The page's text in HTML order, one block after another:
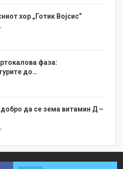
хор „Готик Војсис“
фаза:
до…
да се зема витамин Д –